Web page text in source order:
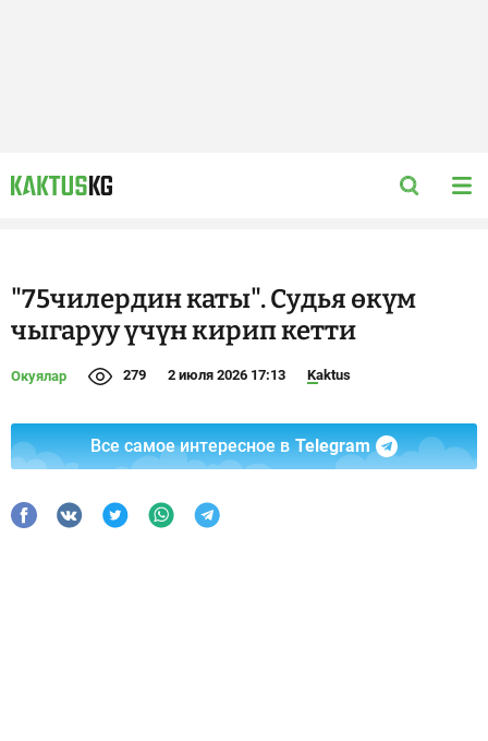
"75чилердин каты". Судья өкүм
чыгаруу үчүн кирип кетти
Окуялар 279 2 июля 2026 17:13 Kaktus
Все самое интересное в Telegram